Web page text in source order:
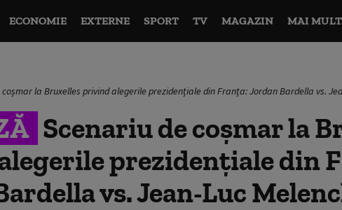
ECONOMIE EXTERNE SPORT TV MAGAZIN MAI
coșmar la Bruxelles privind alegerile prezidențiale din Franța: Jordan Bardella vs.
Scenariu de coșmar la
prezidențiale din
vs. Jean-Luc